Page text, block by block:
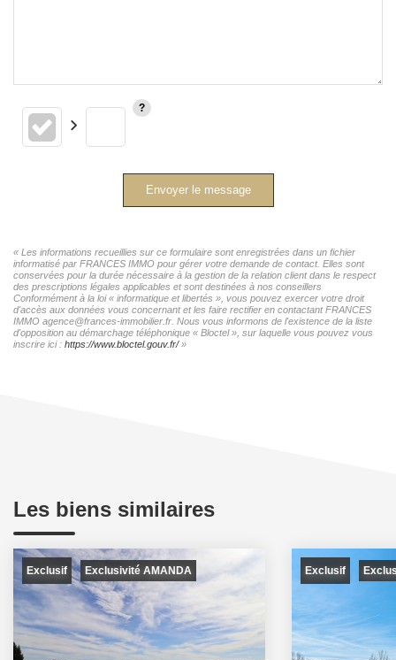
Envoyer le message
« Les informations recueillies sur ce formulaire sont enregistrées dans un fichier
informatisé par FRANCES IMMO pour gérer votre demande de contact. Elles sont
conservées pour la durée nécessaire à la gestion de la relation client dans le respect
des prescriptions légales applicables et sont destinées à nos conseillers
Conformément à la loi « informatique et libertés », vous pouvez exercer votre droit
d'accès aux données vous concernant et les faire rectifier en contactant FRANCES
IMMO agence@frances-immobilier.fr. Nous vous informons de l'existence de la liste
d'opposition au démarchage téléphonique « Bloctel », sur laquelle vous pouvez vous
inscrire ici : https://www.bloctel.gouv.fr/»
Les biens similaires
Exclusif Exclusivité AMANDA Exclusif